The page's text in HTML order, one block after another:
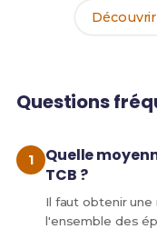
Questions
Quelle
TCB ?
Il faut obtenir une
l'ensemble des